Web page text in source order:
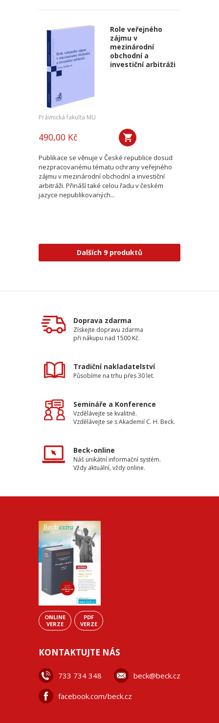
Role veřejného
zájmu v
mezinárodní
obchodní a
investiční arbitráži
Právnická fakulta MU
490,00 Kč
Publikace se věnuje v České republice dosud
nezpracovanému tématu ochrany veřejného
zájmu v mezinárodní obchodní a investiční
arbitráži. Přináší také celou řadu v českém
jazyce nepublikovaných...
Dalších 9 produktů
Doprava zdarma
Získejte dopravu zdarma
při nákupu nad 1500 Kč.
Tradiční nakladatelství
Působíme na trhu přes 30 let.
Semináře a Konference
Vzdělávejte se kvalitně.
Vzdělávejte se s Akademií C. H. Beck.
Beck-online
Náš unikátní informační systém.
Vždy aktuální, vždy online.
ONLINE
VERZE
PDF
VERZE
KONTAKTUJTE NÁS
733 734 348 beck@beck.cz
facebook.com/beck.cz